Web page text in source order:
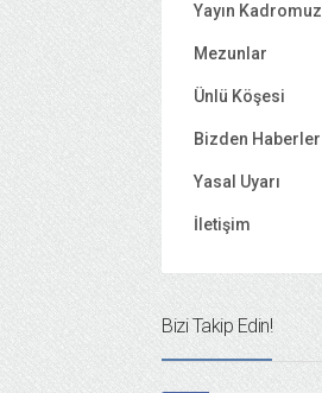
Yayın Kadromuz
Mezunlar
Ünlü Köşesi
Bizden Haberler
Yasal Uyarı
İletişim
Bizi Takip Edin!